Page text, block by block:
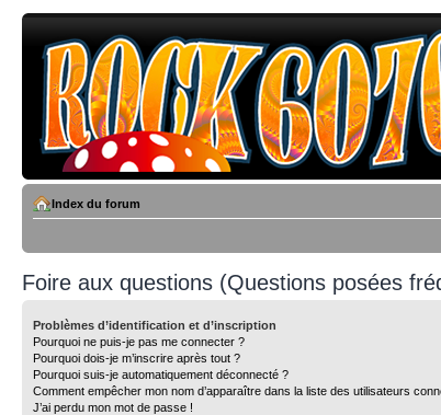
Index du forum
Foire aux questions (Questions posées
Problèmes d’identification et d’inscription
Pourquoi ne puis-je pas me connecter ?
Pourquoi dois-je m’inscrire après tout ?
Pourquoi suis-je automatiquement déconnecté ?
Comment empêcher mon nom d’apparaître dans la liste des utilisateurs
J’ai perdu mon mot de passe !